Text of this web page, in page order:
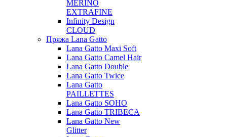
MERINO
EXTRAFINE
Infinity Design
CLOUD
Пряжа Lana Gatto
Lana Gatto Maxi Soft
Lana Gatto Camel Hair
Lana Gatto Double
Lana Gatto Twice
Lana Gatto
PAILLETTES
Lana Gatto SOHO
Lana Gatto TRIBECA
Lana Gatto New
Glitter